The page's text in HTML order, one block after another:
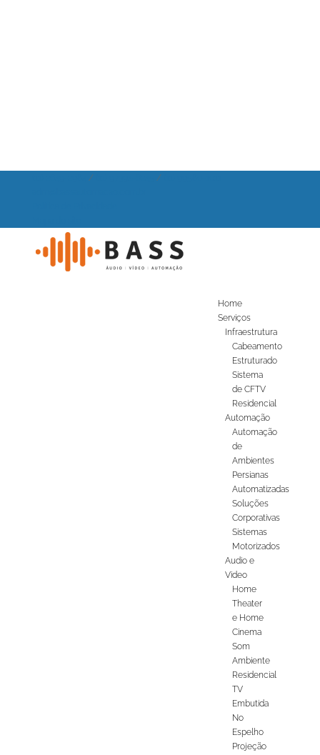
/ /
Home
Serviços
Infraestrutura
Cabeamento
Estruturado
Sistema
de CFTV
Residencial
Automação
Automação
de
Ambientes
Persianas
Automatizadas
Soluções
Corporativas
Sistemas
Motorizados
Audio e
Video
Home
Theater
e Home
Cinema
Som
Ambiente
Residencial
TV
Embutida
No
Espelho
Projeção